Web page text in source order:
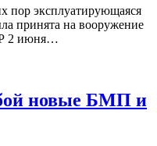
пор эксплуатирующаяся
принята на вооружение
2 июня…
новые БМП и